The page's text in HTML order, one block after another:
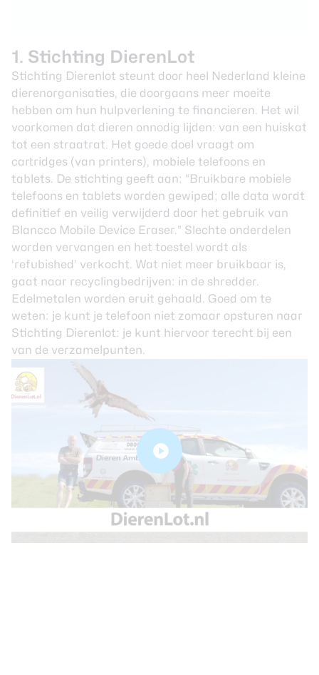
1. Stichting DierenLot
Stichting Dierenlot steunt door heel Nederland kleine
dierenorganisaties, die doorgaans meer moeite
hebben om hun hulpverlening te financieren. Het wil
voorkomen dat dieren onnodig lijden: van een huiskat
tot een straatrat. Het goede doel vraagt om
cartridges (van printers), mobiele telefoons en
tablets. De stichting geeft aan: “Bruikbare mobiele
telefoons en tablets worden gewiped; alle data wordt
definitief en veilig verwijderd door het gebruik van
Blancco Mobile Device Eraser.” Slechte onderdelen
worden vervangen en het toestel wordt als
‘refubished’ verkocht. Wat niet meer bruikbaar is,
gaat naar recyclingbedrijven: in de shredder.
Edelmetalen worden eruit gehaald. Goed om te
weten: je kunt je telefoon niet zomaar opsturen naar
Stichting Dierenlot: je kunt hiervoor terecht bij een
van de verzamelpunten.